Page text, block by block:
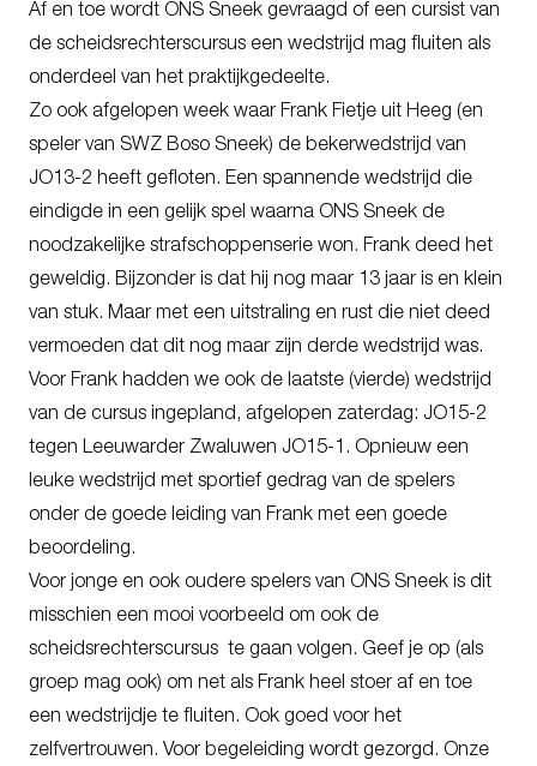
Af en toe wordt ONS Sneek gevraagd of een cursist van
de scheidsrechterscursus een wedstrijd mag fluiten als
onderdeel van het praktijkgedeelte.
Zo ook afgelopen week waar Frank Fietje uit Heeg (en
speler van SWZ Boso Sneek) de bekerwedstrijd van
JO13-2 heeft gefloten. Een spannende wedstrijd die
eindigde in een gelijk spel waarna ONS Sneek de
noodzakelijke strafschoppenserie won. Frank deed het
geweldig. Bijzonder is dat hij nog maar 13 jaar is en klein
van stuk. Maar met een uitstraling en rust die niet deed
vermoeden dat dit nog maar zijn derde wedstrijd was.
Voor Frank hadden we ook de laatste (vierde) wedstrijd
van de cursus ingepland, afgelopen zaterdag: JO15-2
tegen Leeuwarder Zwaluwen JO15-1. Opnieuw een
leuke wedstrijd met sportief gedrag van de spelers
onder de goede leiding van Frank met een goede
beoordeling.
Voor jonge en ook oudere spelers van ONS Sneek is dit
misschien een mooi voorbeeld om ook de
scheidsrechterscursus te gaan volgen. Geef je op (als
groep mag ook) om net als Frank heel stoer af en toe
een wedstrijdje te fluiten. Ook goed voor het
zelfvertrouwen. Voor begeleiding wordt gezorgd. Onze